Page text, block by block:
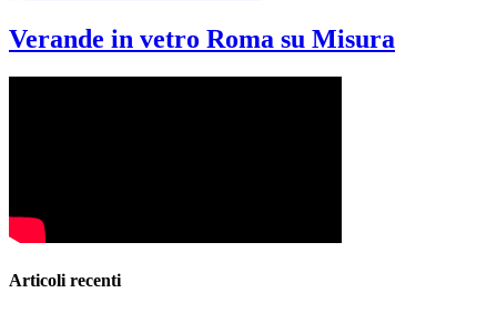
Verande in vetro Roma su Misura
Articoli recenti